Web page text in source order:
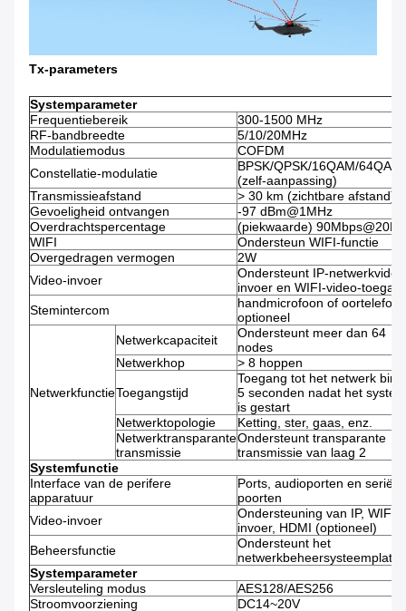
Tx-parameters
Systemparameter
Frequentiebereik
300-1500 MHz
RF-bandbreedte
5/10/20MHz
Modulatiemodus
COFDM
Constellatie-modulatie
BPSK/QPSK/16QAM/64QAM
(zelf-aanpassing)
Transmissieafstand
> 30 km (zichtbare afstand)
Gevoeligheid ontvangen
-97 dBm@1MHz
Overdrachtspercentage
(piekwaarde)
WIFI
Ondersteun WIFI-functie
Overgedragen vermogen
2W
Video-invoer
Ondersteunt IP-
invoer en WIFI-video-
Stemintercom
handmicrofoon of oortelefoon
optioneel
Netwerkfunctie
Netwerkcapaciteit
Ondersteunt meer dan 64
nodes
Netwerkhop
> 8 hoppen
Toegangstijd
Toegang tot het netwerk
5 seconden nadat het
is gestart
Netwerktopologie
Ketting, ster, gaas, enz.
Netwerktransparante
transmissie
Ondersteunt transparante
transmissie van laag 2
Systemfunctie
Interface van de perifere
apparatuur
Ports, audioporten en seriële
poorten
Video-invoer
Ondersteuning van IP, WIFI-
invoer, HDMI (optioneel)
Beheersfunctie
Ondersteunt het
Systemparameter
Versleuteling modus
AES128/AES256
Stroomvoorziening
DC14~20V